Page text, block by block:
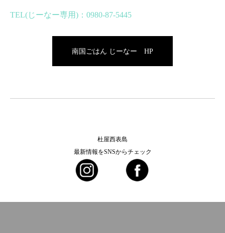
TEL(じーなー専用)：0980-87-5445
南国ごはん じーなー HP
杜屋西表島
最新情報をSNSからチェック